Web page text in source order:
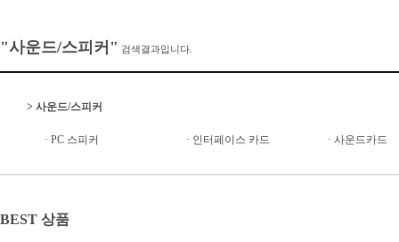
"사운드/스피커" 검색결과입니다.
> 사운드/스피커
· PC 스피커 · 인터페이스 카드 · 사운드카드
BEST 상품